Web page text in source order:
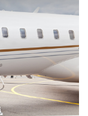
ร่งขึ้น